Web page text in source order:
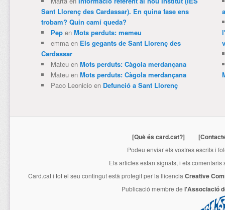
Sant Llorenç des Cardassar). En quina fase ens
trobam? Quin camí queda?
Pepen Mots perduts: memeu
emmaen Els gegants de Sant Llorenç des
Cardassar
Mateuen Mots perduts: Càgola merdançana
Mateuen Mots perduts: Càgola merdançana
Paco Leonicioen Defunció a Sant Llorenç
[Què és card.cat?]
Podeu enviar els vostres escrits i
Els articles estan signats, i els
Card.cati tot el seu contingut està protegit per la llicencia Creative
Publicació membre de l'Associació